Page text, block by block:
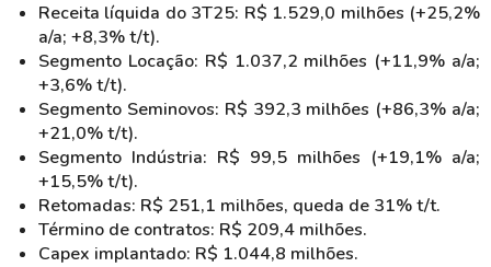
Receita líquida do 3T25: R$ 1.529,0 milhões (+25,2%
a/a; +8,3% t/t).
Segmento Locação: R$ 1.037,2 milhões (+11,9% a/a;
+3,6% t/t).
Segmento Seminovos: R$ 392,3 milhões (+86,3% a/a;
+21,0% t/t).
Segmento Indústria: R$ 99,5 milhões (+19,1% a/a;
+15,5% t/t).
Retomadas: R$ 251,1 milhões, queda de 31% t/t.
Término de contratos: R$ 209,4 milhões.
Capex implantado: R$ 1.044,8 milhões.